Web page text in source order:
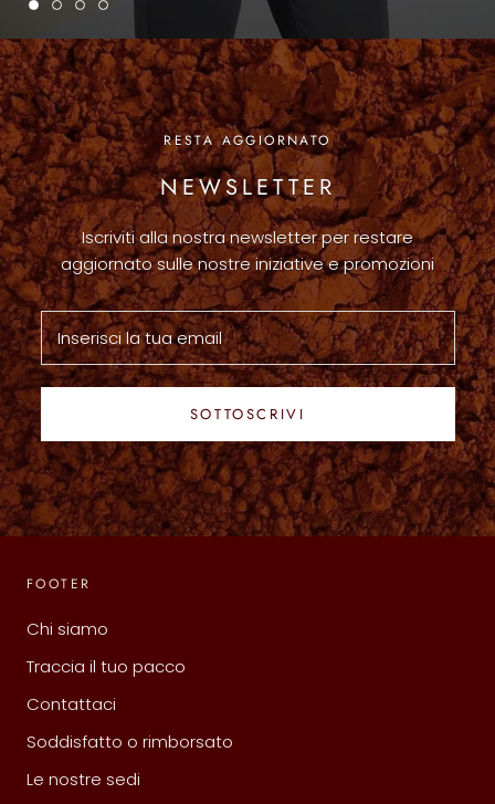
RESTA AGGIORNATO
NEWSLETTER
Iscriviti alla nostra newsletter per restare
aggiornato sulle nostre iniziative e promozioni
SOTTOSCRIVI
FOOTER
Chi siamo
Traccia il tuo pacco
Contattaci
Soddisfatto o rimborsato
Le nostre sedi